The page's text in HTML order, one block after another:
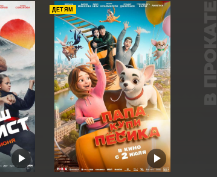
ДЕТЯМ В ПРОКАТЕ